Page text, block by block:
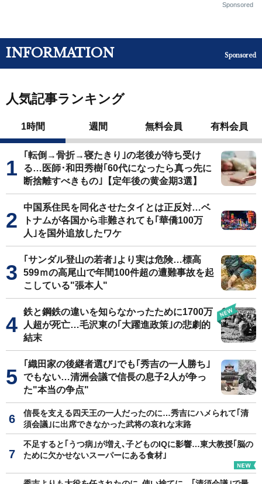
Sponsored
INFORMATION Sponsored
人気記事ランキング
1時間 週間 無料会員 有料会員
｢転倒→骨折→寝たきり｣の老後が待ち受け
る…医師･和田秀樹｢60代になったら真っ先に
断捨離すべきもの｣【定年後の黄金期3選】
中国系住民を同化させたタイとは正反対…ベ
トナムが各国から非難されても｢華僑100万
人｣を国外追放したワケ
｢サンダル登山の若者｣より実は危険…標高
599ｍの高尾山で年間100件超の遭難事故を起
こしている"張本人"
鉄と鋼鉄の違いを知らなかったために1700万
人超が死亡…毛沢東の｢大躍進政策｣の悲劇的
結末
｢織田家の後継者選び｣でも｢秀吉の一人勝ち｣
でもない…清洲会議で信長の息子2人が争っ
た"本当の争点"
信長を支える四天王の一人だったのに…秀吉にハメられて｢清
須会議｣に出席できなかった武将の哀れな末路
不足すると｢うつ病｣が増え､子どものIQに影響…東大教授｢脳の
ために欠かせないスーパーにある食材｣